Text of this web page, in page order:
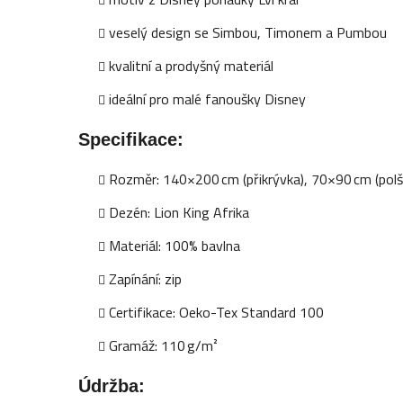
veselý design se Simbou, Timonem a Pumbou
kvalitní a prodyšný materiál
ideální pro malé fanoušky Disney
Specifikace:
Rozměr: 140×200 cm (přikrývka), 70×90 cm
Dezén: Lion King Afrika
Materiál: 100% bavlna
Zapínání: zip
Certifikace: Oeko-Tex Standard 100
Gramáž: 110 g/m²
Údržba: